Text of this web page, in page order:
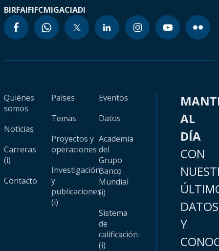
BIRFAIFIFCMIGACIADI
Quiénes
somos
Noticias
Carreras
(i)
Contacto
Países
Temas
Proyectos y
operaciones
Investigación
y
publicaciones
(i)
Eventos
Datos
Academia
del
Grupo
Banco
Mundial
(i)
Sistema
de
calificación
(i)
AL
DÍA
CON
DATOS
Y